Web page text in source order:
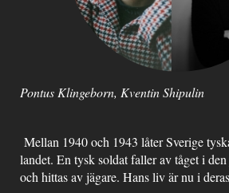
Pontus Klingeborn, Kventin Shipulin
Mellan 1940 och 1943 låter Sverige
landet. En tysk soldat faller av tåget i
och hittas av jägare. Hans liv är nu i